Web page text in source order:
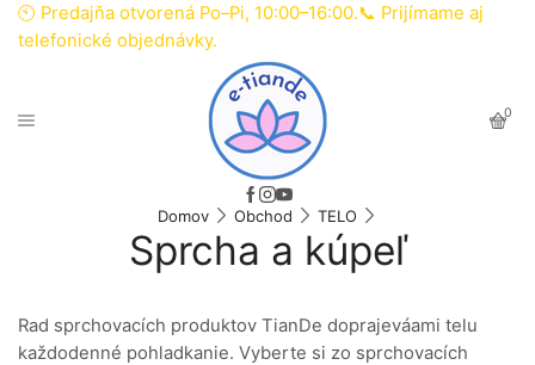
🕙 Predajňa otvorená Po–Pi, 10:00–16:00.📞 Prijímame aj
telefonické objednávky.
0
Domov Obchod TELO
Sprcha a kúpeľ
Rad sprchovacích produktov TianDe doprajeváami telu
každodenné pohladkanie. Vyberte si zo sprchovacích